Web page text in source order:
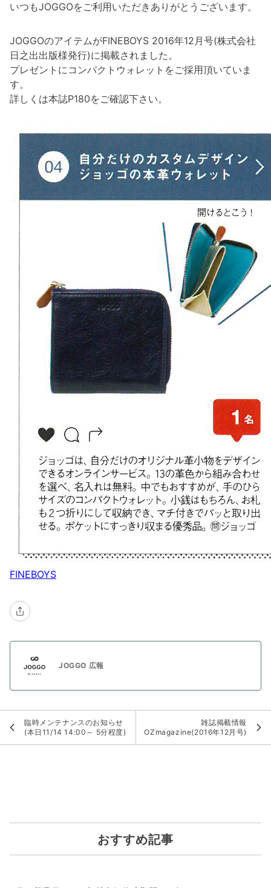
いつもJOGGOをご利用いただきありがとうございます。
JOGGOのアイテムがFINEBOYS 2016年12月号(株式会社
日之出出版様発行)に掲載されました。
プレゼントにコンパクトウォレットをご採用頂いていま
す。
詳しくは本誌P180をご確認下さい。
FINEBOYS
JOGGO 広報
臨時メンテナンスのお知らせ
(本日11/14 14:00～ 5分程度)
雑誌掲載情報
OZmagazine(2016年12月号)
おすすめ記事